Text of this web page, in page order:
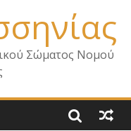
Σώματος Νομού